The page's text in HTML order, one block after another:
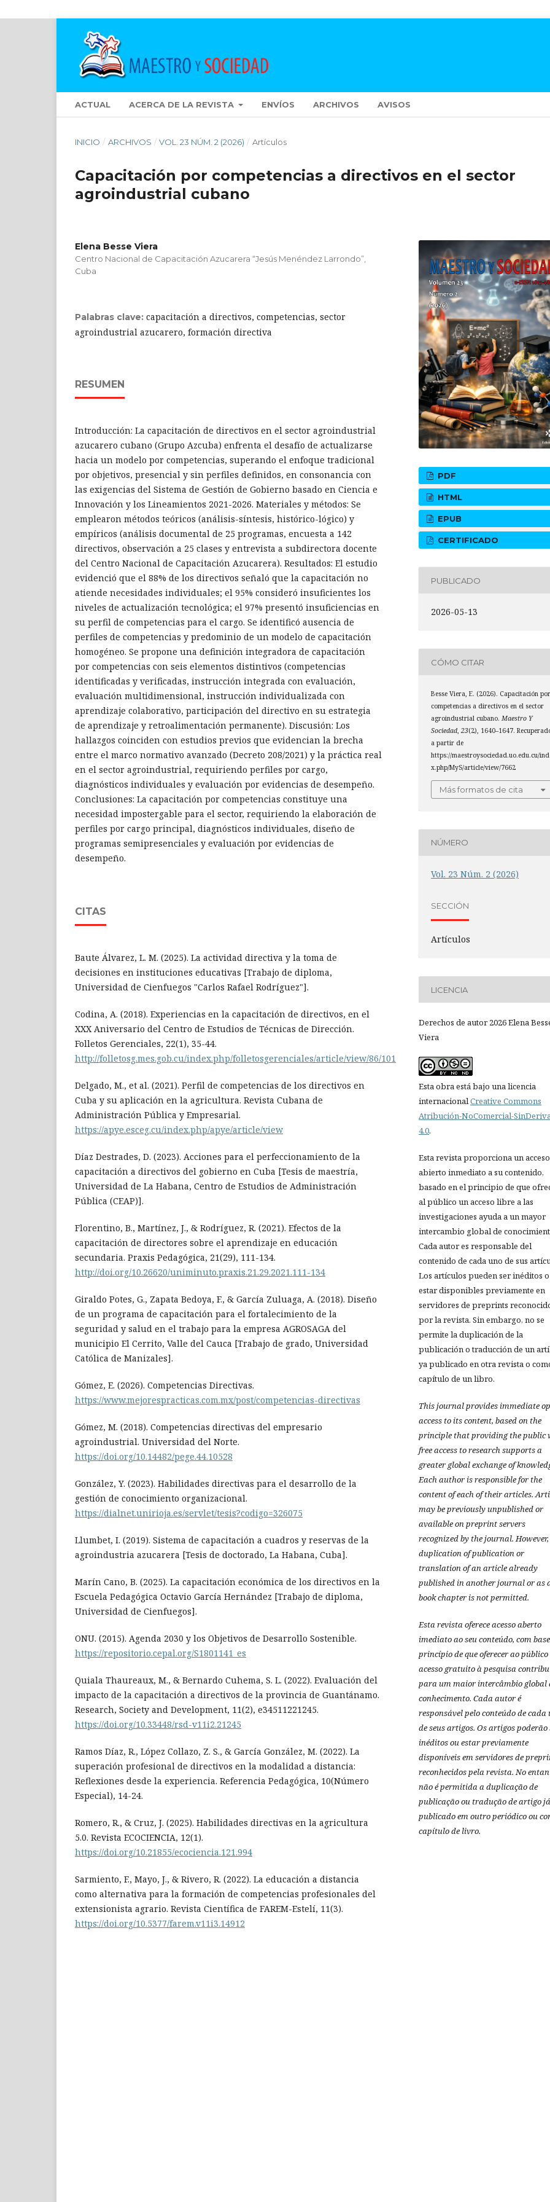
ACTUAL ACERCA DE LA REVISTA ENVÍOS ARCHIVOS AVISOS
INICIO / ARCHIVOS / VOL. 23 NÚM. 2 (2026) / Artículos
Capacitación por competencias a directivos en el sector
agroindustrial cubano
Elena Besse Viera
Centro Nacional de Capacitación Azucarera “Jesús Menéndez Larrondo”,
Cuba
Palabras clave: capacitación a directivos, competencias, sector
agroindustrial azucarero, formación directiva
RESUMEN
Introducción: La capacitación de directivos en el sector agroindustrial
azucarero cubano (Grupo Azcuba) enfrenta el desafío de actualizarse
hacia un modelo por competencias, superando el enfoque tradicional
por objetivos, presencial y sin perfiles definidos, en consonancia con
las exigencias del Sistema de Gestión de Gobierno basado en Ciencia e
Innovación y los Lineamientos 2021-2026. Materiales y métodos: Se
emplearon métodos teóricos (análisis-síntesis, histórico-lógico) y
empíricos (análisis documental de 25 programas, encuesta a 142
directivos, observación a 25 clases y entrevista a subdirectora docente
del Centro Nacional de Capacitación Azucarera). Resultados: El estudio
evidenció que el 88% de los directivos señaló que la capacitación no
atiende necesidades individuales; el 95% consideró insuficientes los
niveles de actualización tecnológica; el 97% presentó insuficiencias en
su perfil de competencias para el cargo. Se identificó ausencia de
perfiles de competencias y predominio de un modelo de capacitación
homogéneo. Se propone una definición integradora de capacitación
por competencias con seis elementos distintivos (competencias
identificadas y verificadas, instrucción integrada con evaluación,
evaluación multidimensional, instrucción individualizada con
aprendizaje colaborativo, participación del directivo en su estrategia
de aprendizaje y retroalimentación permanente). Discusión: Los
hallazgos coinciden con estudios previos que evidencian la brecha
entre el marco normativo avanzado (Decreto 208/2021) y la práctica real
en el sector agroindustrial, requiriendo perfiles por cargo,
diagnósticos individuales y evaluación por evidencias de desempeño.
Conclusiones: La capacitación por competencias constituye una
necesidad impostergable para el sector, requiriendo la elaboración de
perfiles por cargo principal, diagnósticos individuales, diseño de
programas semipresenciales y evaluación por evidencias de
desempeño.
CITAS
Baute Álvarez, L. M. (2025). La actividad directiva y la toma de
decisiones en instituciones educativas [Trabajo de diploma,
Universidad de Cienfuegos "Carlos Rafael Rodríguez"].
Codina, A. (2018). Experiencias en la capacitación de directivos, en el
XXX Aniversario del Centro de Estudios de Técnicas de Dirección.
Folletos Gerenciales, 22(1), 35-44.
http://folletosg.mes.gob.cu/index.php/folletosgerenciales/article/view/86/101
Delgado, M., et al. (2021). Perfil de competencias de los directivos en
Cuba y su aplicación en la agricultura. Revista Cubana de
Administración Pública y Empresarial.
https://apye.esceg.cu/index.php/apye/article/view
Díaz Destrades, D. (2023). Acciones para el perfeccionamiento de la
capacitación a directivos del gobierno en Cuba [Tesis de maestría,
Universidad de La Habana, Centro de Estudios de Administración
Pública (CEAP)].
Florentino, B., Martínez, J., & Rodríguez, R. (2021). Efectos de la
capacitación de directores sobre el aprendizaje en educación
secundaria. Praxis Pedagógica, 21(29), 111-134.
http://doi.org/10.26620/uniminuto.praxis.21.29.2021.111-134
Giraldo Potes, G., Zapata Bedoya, F., & García Zuluaga, A. (2018). Diseño
de un programa de capacitación para el fortalecimiento de la
seguridad y salud en el trabajo para la empresa AGROSAGA del
municipio El Cerrito, Valle del Cauca [Trabajo de grado, Universidad
Católica de Manizales].
Gómez, E. (2026). Competencias Directivas.
https://www.mejorespracticas.com.mx/post/competencias-directivas
Gómez, M. (2018). Competencias directivas del empresario
agroindustrial. Universidad del Norte.
https://doi.org/10.14482/pege.44.10528
González, Y. (2023). Habilidades directivas para el desarrollo de la
gestión de conocimiento organizacional.
https://dialnet.unirioja.es/servlet/tesis?codigo=326075
Llumbet, I. (2019). Sistema de capacitación a cuadros y reservas de la
agroindustria azucarera [Tesis de doctorado, La Habana, Cuba].
Marín Cano, B. (2025). La capacitación económica de los directivos en la
Escuela Pedagógica Octavio García Hernández [Trabajo de diploma,
Universidad de Cienfuegos].
ONU. (2015). Agenda 2030 y los Objetivos de Desarrollo Sostenible.
https://repositorio.cepal.org/S1801141_es
Quiala Thaureaux, M., & Bernardo Cuhema, S. L. (2022). Evaluación del
impacto de la capacitación a directivos de la provincia de Guantánamo.
Research, Society and Development, 11(2), e34511221245.
https://doi.org/10.33448/rsd-v11i2.21245
Ramos Díaz, R., López Collazo, Z. S., & García González, M. (2022). La
superación profesional de directivos en la modalidad a distancia:
Reflexiones desde la experiencia. Referencia Pedagógica, 10(Número
Especial), 14-24.
Romero, R., & Cruz, J. (2025). Habilidades directivas en la agricultura
5.0. Revista ECOCIENCIA, 12(1).
https://doi.org/10.21855/ecociencia.121.994
Sarmiento, F., Mayo, J., & Rivero, R. (2022). La educación a distancia
como alternativa para la formación de competencias profesionales del
extensionista agrario. Revista Científica de FAREM-Estelí, 11(3).
https://doi.org/10.5377/farem.v11i3.14912
PDF
HTML
EPUB
CERTIFICADO
PUBLICADO
2026-05-13
CÓMO CITAR
Besse Viera, E. (2026). Capacitación
competencias a directivos en el sector
agroindustrial cubano.Maestro Y
Sociedad,23(2), 1640–1647.
a partir de
https://maestroysociedad.uo.edu.cu/
x.php/MyS/article/view/7662
Más formatos de cita
NÚMERO
Vol. 23 Núm. 2 (2026)
SECCIÓN
Artículos
LICENCIA
Derechos de autor 2026 Elena
Viera
Esta obra está bajo una licencia
internacionalCreative Commons
Atribución-NoComercial-
4.0.
Esta revista proporciona un acceso
abierto inmediato a su contenido,
basado en el principio de que
al público un acceso libre a las
investigaciones ayuda a un mayor
intercambio global de
Cada autor es responsable del
contenido de cada uno de sus
Los artículos pueden ser inéditos o
estar disponibles previamente en
servidores de preprints
por la revista. Sin embargo, no se
permite la duplicación de la
publicación o traducción de un
ya publicado en otra revista o
capítulo de un libro.
This journal provides immediate
access to its content, based on the
principle that providing the public
free access to research supports a
greater global exchange of
Each author is responsible for the
content of each of their articles.
may be previously unpublished or
available on preprint servers
recognized by the journal. However,
duplication of publication or
translation of an article already
published in another journal or as
book chapter is not permitted.
Esta revista oferece acesso aberto
imediato ao seu conteúdo, com
princípio de que oferecer ao público
acesso gratuito à pesquisa
para um maior intercâmbio global
conhecimento. Cada autor é
responsável pelo conteúdo de cada
de seus artigos. Os artigos poderão
inéditos ou estar previamente
disponíveis em servidores de
reconhecidos pela revista. No
não é permitida a duplicação de
publicação ou tradução de artigo já
publicado em outro periódico ou
capítulo de livro.